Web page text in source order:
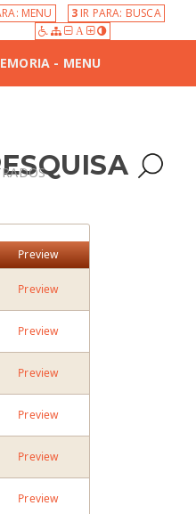
MENU 3 IR PARA: BUSCA
A
- MENU
Preview
Preview
Preview
Preview
Preview
Preview
Preview